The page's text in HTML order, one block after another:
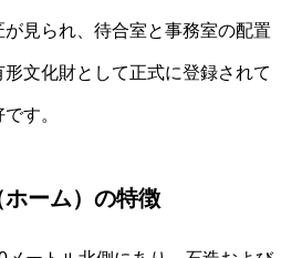
見られ、待合室と事務室の配置
文化財として正式に登録されて
す。
ーム）の特徴